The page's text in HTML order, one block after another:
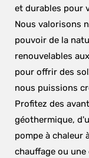
et durables pour
Nous valorisons
pouvoir de la
renouvelables
pour offrir des
nous puissions
Profitez des
géothermique,
pompe à chaleur
chauffage ou